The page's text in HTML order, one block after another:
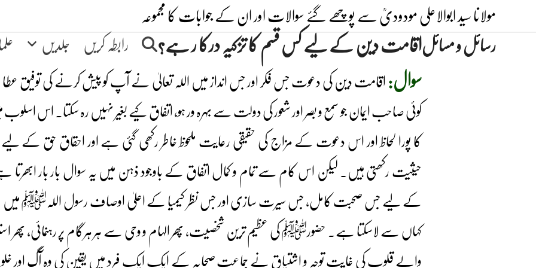
content
مولانا سید ابوالاعلی مودودیؒ سے پوچھے گئے سوالات اور ان کے جوابات کا مجموعہ
رسائل و مسائل جلدیں رابطہ کریں اقامت دین کے لیے کس قسم کا تزکیہ درکا ر ہے؟
سوال:اقامت دین کی دعوت جس فکر اور جس انداز میں اللہ تعالیٰ نے آپ کو پیش کرنے کی توفیق
کوئی صاحب ایمان جو سمع و بصر اور شعور کی دولت سے بہرہ ور ہو، اتفاق کیے بغیر نہیں رہ سکتا۔ اس
کا پورا لحاظ اور اس دعوت کے مزاج کی حقیقی رعایت ملحوظ خاطر رکھی گئی ہے اور احقاق حق کے
حیثیت رکھتی ہیں۔ لیکن اس کام سے تمام و کمال اتفاق کے باوجود ذہن میں یہ سوال بار بار ابھرتا
کے لیے جس صحبت کامل، جس سیرت سازی اور جس نظر کیمیا کے اعلیٰ اوصاف رسول اللہﷺ میں
کہاں سے لاسکتا ہے۔ حضورﷺ کی عظیم ترین شخصیت، پھر الہام و وحی سے ہر ہرگام پر رہنمائی، پھر
والے قلوب کی غایت توجہ و اشتیاق نے جماعت صحابہ کے ایک ایک فرد میں یقین کی وہ آگ اور